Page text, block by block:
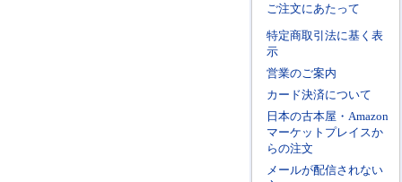
ご注文にあたって
特定商取引法に基く表
示
営業のご案内
カード決済について
日本の古本屋・Amazon
マーケットプレイスか
らの注文
メールが配信されない